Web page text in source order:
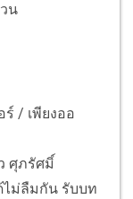
น
/ เพียงออ
ศุภรัศมิ์
ไม่ลืมกัน รับบท